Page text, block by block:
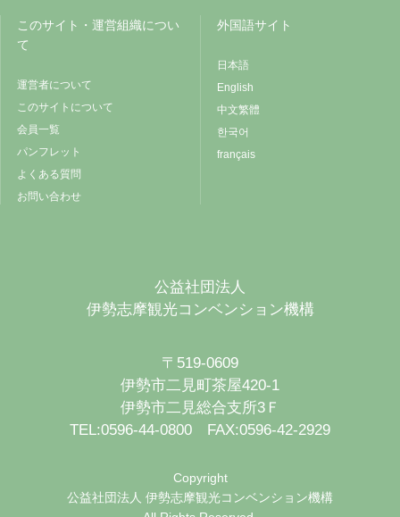
このサイト・運営組織につい
て
運営者について
このサイトについて
会員一覧
パンフレット
よくある質問
お問い合わせ
外国語サイト
日本語
English
中文繁體
한국어
français
公益社団法人
伊勢志摩観光コンベンション機構
〒519-0609
伊勢市二見町茶屋420-1
伊勢市二見総合支所3Ｆ
TEL:0596-44-0800 FAX:0596-42-2929
Copyright
公益社団法人 伊勢志摩観光コンベンション機構